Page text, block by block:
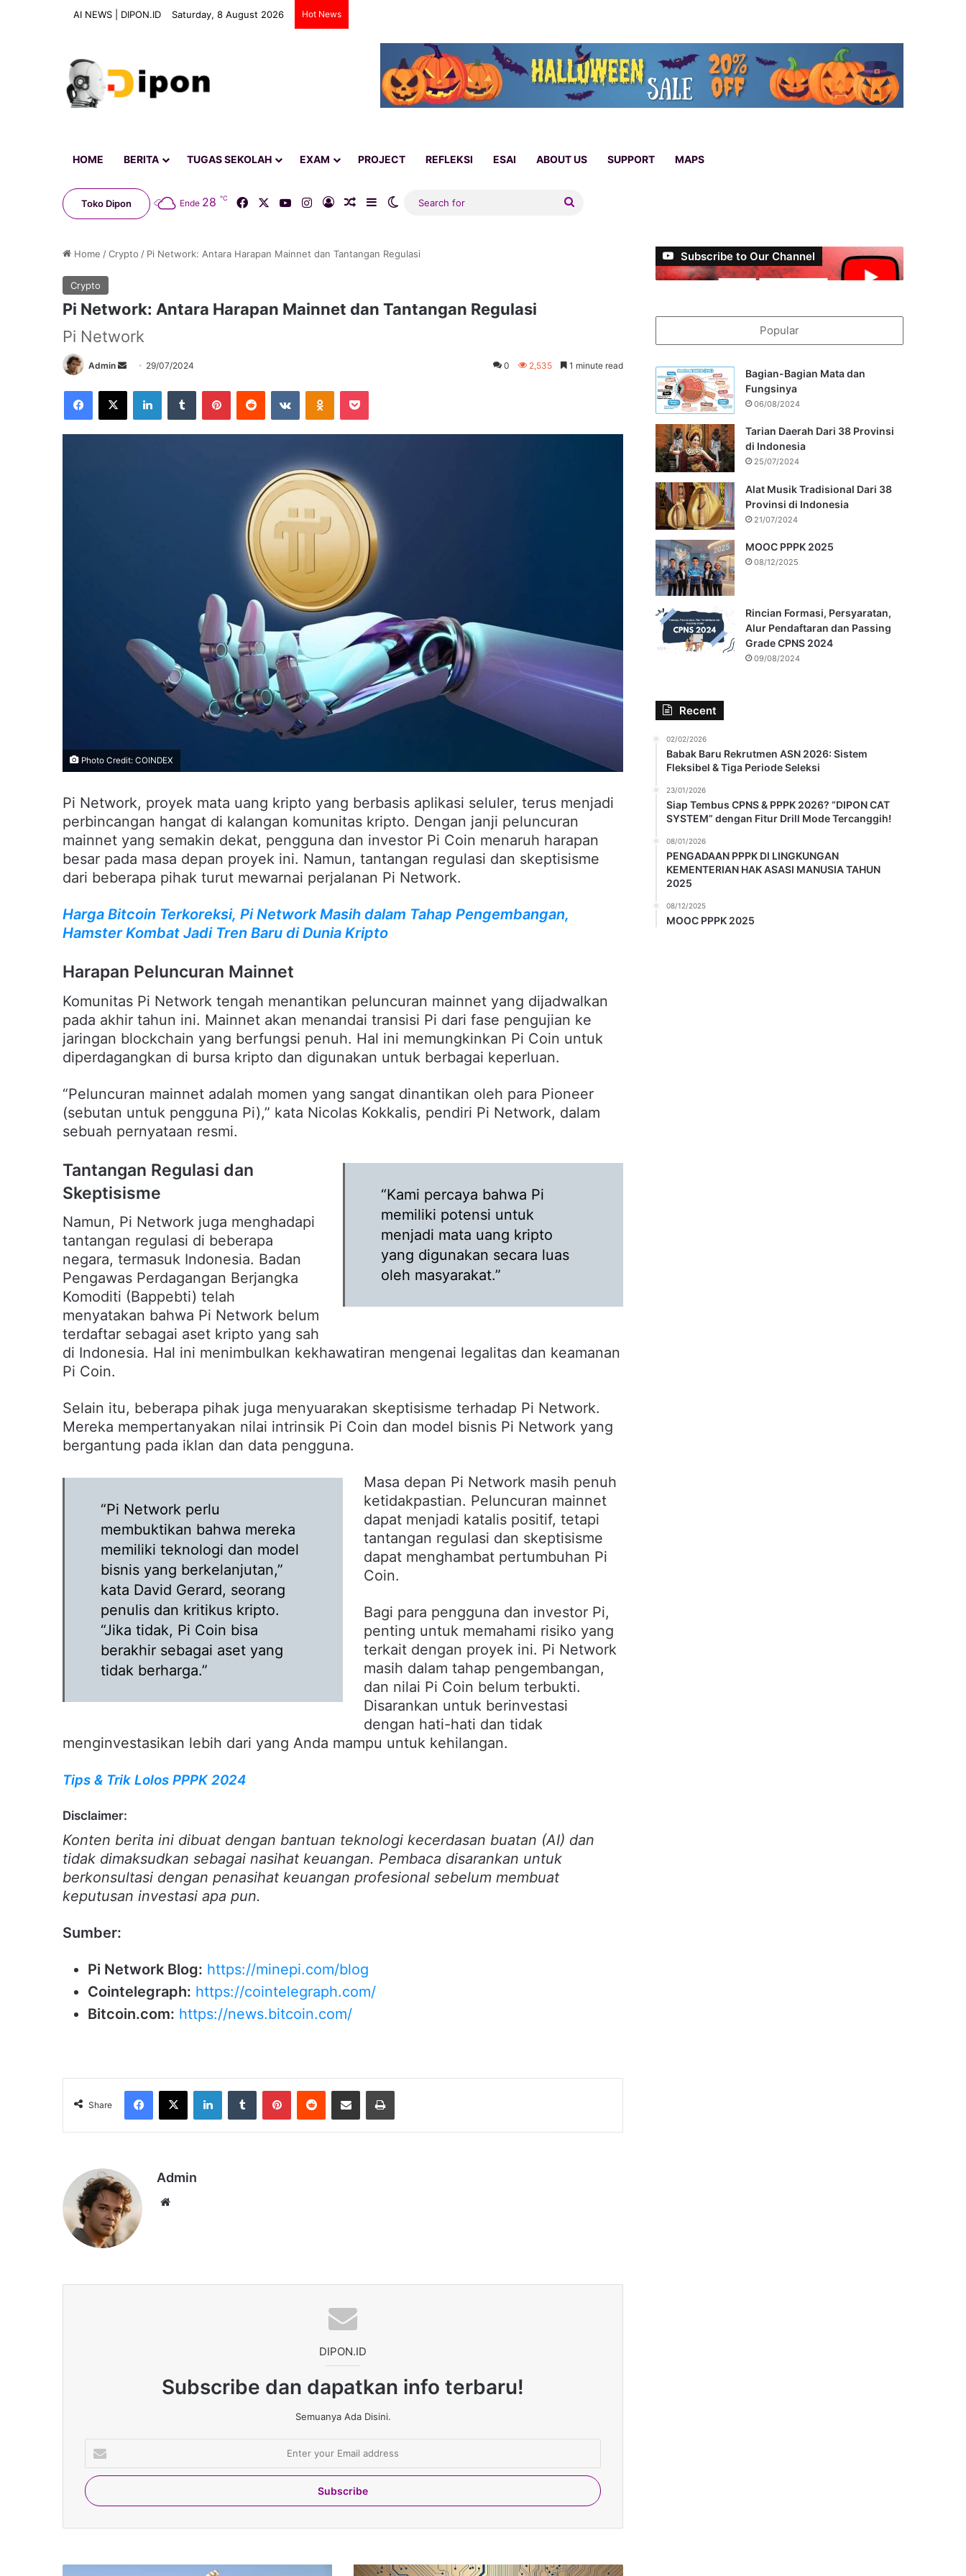
AI NEWS | DIPON.ID Saturday, 8 August 2026 Hot News
HOME BERITA TUGAS SEKOLAH EXAM PROJECT REFLEKSI ESAI ABOUT US SUPPORT MAPS
Toko Dipon Ende 28 ℃ FacebookYouTubeInstagram
Log InRandom Article
SidebarSwitch skin
Search
Home /Crypto / Pi Network: Antara Harapan Mainnet dan Tantangan Regulasi
Crypto
Pi Network: Antara Harapan Mainnet dan Tantangan Regulasi
Pi Network
Admin
Send
email
29/07/2024 0 2,535 1 minute read
Facebook
X LinkedInTumblr PinterestReddit VKontakteOdnoklassniki
Pocket
Photo Credit: COINDEX
Pi Network, proyek mata uang kripto yang berbasis aplikasi seluler, terus menjadi
perbincangan hangat di kalangan komunitas kripto. Dengan janji peluncuran
mainnet yang semakin dekat, pengguna dan investor Pi Coin menaruh harapan
besar pada masa depan proyek ini. Namun, tantangan regulasi dan skeptisisme
dari beberapa pihak turut mewarnai perjalanan Pi Network.
Harga Bitcoin Terkoreksi, Pi Network Masih dalam Tahap Pengembangan,
Hamster Kombat Jadi Tren Baru di Dunia Kripto
Harapan Peluncuran Mainnet
Komunitas Pi Network tengah menantikan peluncuran mainnet yang dijadwalkan
pada akhir tahun ini. Mainnet akan menandai transisi Pi dari fase pengujian ke
jaringan blockchain yang berfungsi penuh. Hal ini memungkinkan Pi Coin untuk
diperdagangkan di bursa kripto dan digunakan untuk berbagai keperluan.
“Peluncuran mainnet adalah momen yang sangat dinantikan oleh para Pioneer
(sebutan untuk pengguna Pi),” kata Nicolas Kokkalis, pendiri Pi Network, dalam
sebuah pernyataan resmi.
“Kami percaya bahwa Pi
memiliki potensi untuk
menjadi mata uang kripto
yang digunakan secara luas
oleh masyarakat.”
Tantangan Regulasi dan
Skeptisisme
Namun, Pi Network juga menghadapi
tantangan regulasi di beberapa
negara, termasuk Indonesia. Badan
Pengawas Perdagangan Berjangka
Komoditi (Bappebti) telah
menyatakan bahwa Pi Network belum
terdaftar sebagai aset kripto yang sah
di Indonesia. Hal ini menimbulkan kekhawatiran mengenai legalitas dan keamanan
Pi Coin.
Selain itu, beberapa pihak juga menyuarakan skeptisisme terhadap Pi Network.
Mereka mempertanyakan nilai intrinsik Pi Coin dan model bisnis Pi Network yang
bergantung pada iklan dan data pengguna.
“Pi Network perlu
membuktikan bahwa mereka
memiliki teknologi dan model
bisnis yang berkelanjutan,”
kata David Gerard, seorang
penulis dan kritikus kripto.
“Jika tidak, Pi Coin bisa
berakhir sebagai aset yang
tidak berharga.”
Masa depan Pi Network masih penuh
ketidakpastian. Peluncuran mainnet
dapat menjadi katalis positif, tetapi
tantangan regulasi dan skeptisisme
dapat menghambat pertumbuhan Pi
Coin.
Bagi para pengguna dan investor Pi,
penting untuk memahami risiko yang
terkait dengan proyek ini. Pi Network
masih dalam tahap pengembangan,
dan nilai Pi Coin belum terbukti.
Disarankan untuk berinvestasi
dengan hati-hati dan tidak
menginvestasikan lebih dari yang Anda mampu untuk kehilangan.
Tips & Trik Lolos PPPK 2024
Disclaimer:
Konten berita ini dibuat dengan bantuan teknologi kecerdasan buatan (AI) dan
tidak dimaksudkan sebagai nasihat keuangan. Pembaca disarankan untuk
berkonsultasi dengan penasihat keuangan profesional sebelum membuat
keputusan investasi apa pun.
Sumber:
Pi Network Blog: https://minepi.com/blog
Cointelegraph: https://cointelegraph.com/
Bitcoin.com: https://news.bitcoin.com/
Share
Facebook
X LinkedInTumblr PinterestReddit Share via Email Print
Admin
DIPON.ID
Subscribe dan dapatkan info terbaru!
Semuanya Ada Disini.
your
Email
address
Subscribe to Our Channel
Popular
Bagian-Bagian Mata dan
Fungsinya
06/08/2024
Tarian Daerah Dari 38 Provinsi
di Indonesia
25/07/2024
Alat Musik Tradisional Dari 38
Provinsi di Indonesia
21/07/2024
MOOC PPPK 2025
08/12/2025
Rincian Formasi, Persyaratan,
Alur Pendaftaran dan Passing
Grade CPNS 2024
09/08/2024
Recent
02/02/2026
Babak Baru Rekrutmen ASN 2026: Sistem
Fleksibel & Tiga Periode Seleksi
23/01/2026
Siap Tembus CPNS & PPPK 2026? “DIPON CAT
SYSTEM” dengan Fitur Drill Mode Tercanggih!
08/01/2026
PENGADAAN PPPK DI LINGKUNGAN
KEMENTERIAN HAK ASASI MANUSIA TAHUN
2025
08/12/2025
MOOC PPPK 2025